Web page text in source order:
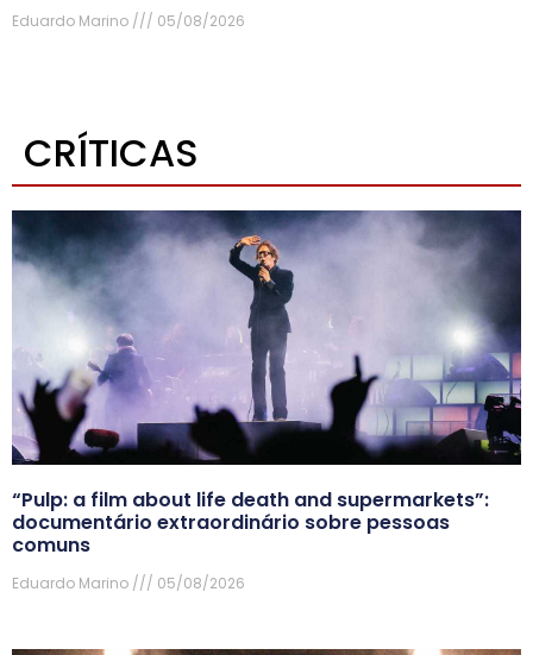
Eduardo Marino 05/08/2026
CRÍTICAS
“Pulp: a film about life death and supermarkets”:
documentário extraordinário sobre pessoas
comuns
Eduardo Marino 05/08/2026